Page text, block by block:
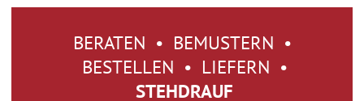
BERATEN • BEMUSTERN •
BESTELLEN • LIEFERN •
STEHDRAUF